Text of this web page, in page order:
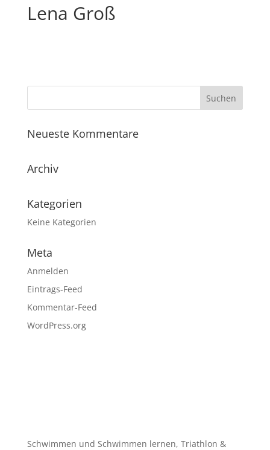
Lena Groß
Neueste Kommentare
Archiv
Kategorien
Keine Kategorien
Meta
Anmelden
Eintrags-Feed
Kommentar-Feed
WordPress.org
Schwimmen und Schwimmen lernen, Triathlon &